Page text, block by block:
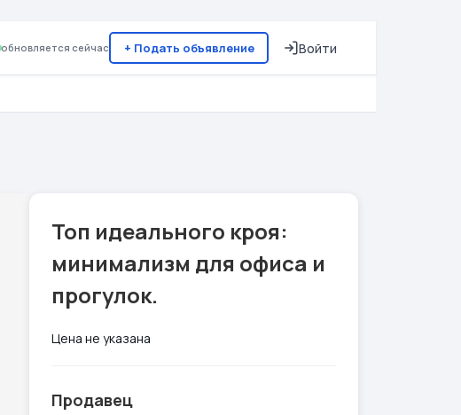
обновляется сейчас + Подать объявление Войти
Топ идеального кроя:
минимализм для офиса и
прогулок.
Цена не указана
Продавец